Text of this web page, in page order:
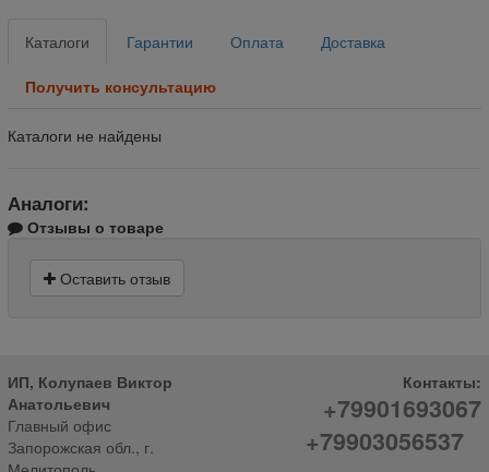
Каталоги Гарантии Оплата Доставка
Получить консультацию
Каталоги не найдены
Аналоги:
Отзывы о товаре
Оставить отзыв
ИП, Колупаев Виктор
Анатольевич
Главный офис
Запорожская обл., г.
Контакты:
+79901693067
+79903056537